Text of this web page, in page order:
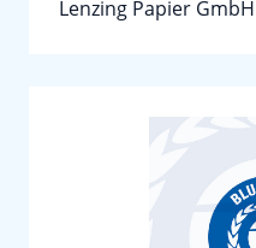
Lenzing Papier GmbH